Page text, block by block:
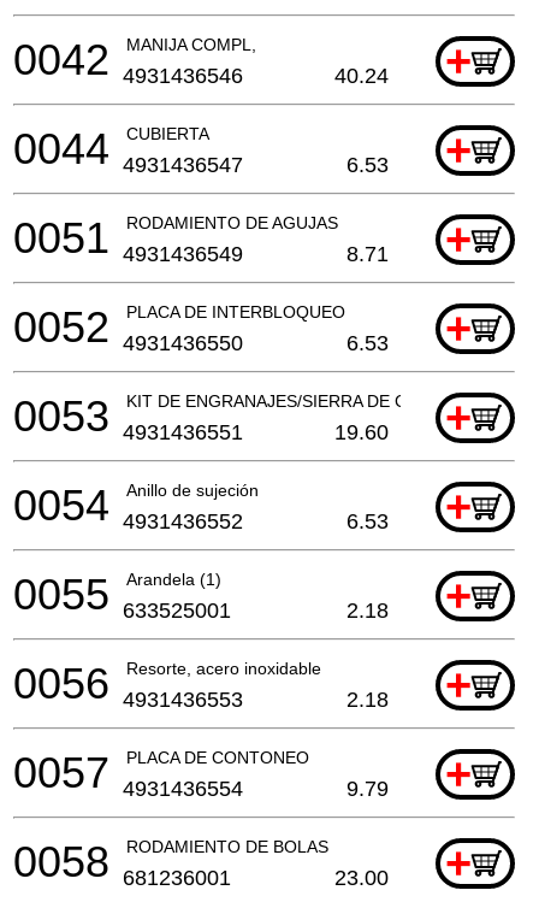
MANIJA COMPL, +
0042 4931436546 40.24
CUBIERTA +
0044 4931436547 6.53
RODAMIENTO DE AGUJAS +
0051 4931436549 8.71
PLACA DE INTERBLOQUEO +
0052 4931436550 6.53
KIT DE ENGRANAJES/SIERRA DE CORTE Y
+
0053 4931436551 19.60
Anillo de sujeción +
0054 4931436552 6.53
Arandela (1) +
0055 633525001 2.18
Resorte, acero inoxidable +
0056 4931436553 2.18
PLACA DE CONTONEO +
0057 4931436554 9.79
RODAMIENTO DE BOLAS +
0058 681236001 23.00